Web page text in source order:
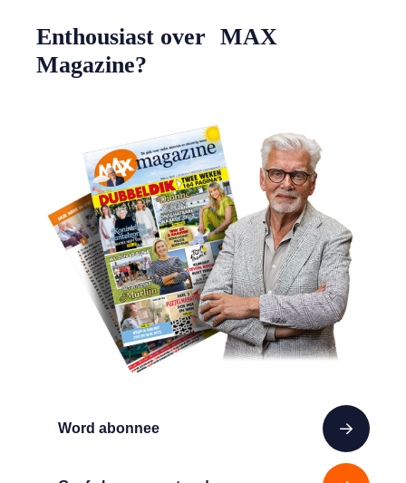
Word abonnee
Enthousiast over MAX
Magazine?